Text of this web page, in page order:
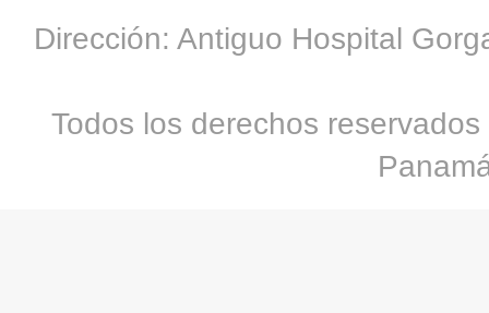
Dirección: Antiguo Hospital
Todos los derechos